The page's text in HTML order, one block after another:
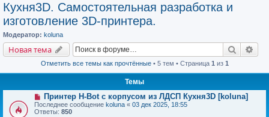
Кухня3D. Самостоятельная разработка и
изготовление 3D-принтера.
Модератор: koluna
Новая тема Поиск
Отметить все темы как прочтённые• 5 тем • Страница 1 из 1
Темы
Принтер H-Bot с корпусом из ЛДСП Кухня3D [koluna]
Последнее сообщение koluna « 03 дек 2025, 18:55
Ответы: 850